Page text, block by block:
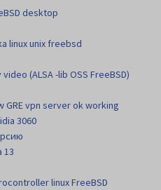
desktop
linux unix freebsd
(ALSA -lib OSS FreeBSD)
GRE vpn server ok working
3060
13
linux FreeBSD